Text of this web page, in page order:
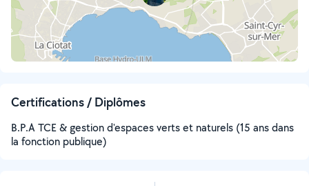
Certifications / Diplômes
B.P.A TCE & gestion d'espaces verts et naturels (15 ans dans
la fonction publique)